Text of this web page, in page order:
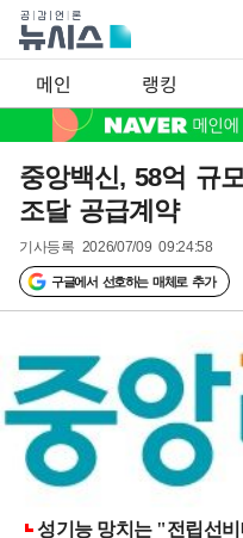
메인 랭킹
중앙백신, 58억 규
조달 공급계약
기사등록 2026/07/09 09:24:58
구글에서 선호하는 매체로 추가